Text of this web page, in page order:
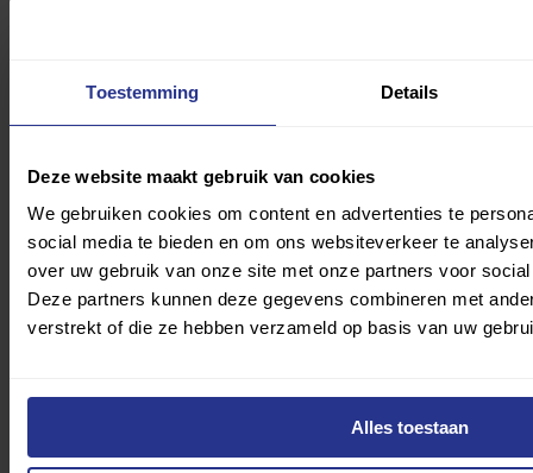
Toestemming Details
Deze website maakt gebruik van cookies
We gebruiken cookies om content en advertenties te
social media te bieden en om ons websiteverkeer te
over uw gebruik van onze site met onze partners voor
Deze partners kunnen deze gegevens combineren met
verstrekt of die ze hebben verzameld op basis van uw
Alles toestaan
maandag 3 augustus 2026
Oud-topsporter Peter Blangé versterkt Fonds